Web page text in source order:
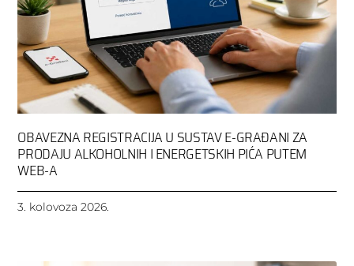
OBAVEZNA REGISTRACIJA U SUSTAV E-GRAĐANI ZA
PRODAJU ALKOHOLNIH I ENERGETSKIH PIĆA PUTEM
WEB-A
3. kolovoza 2026.